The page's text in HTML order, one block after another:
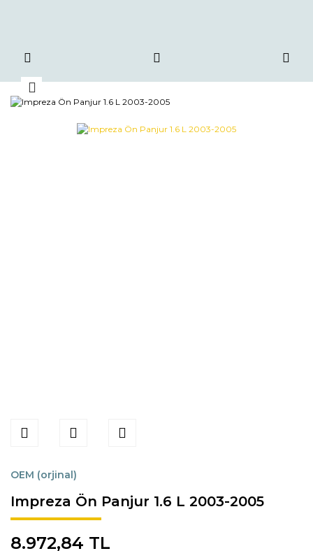
OEM (orjinal)
Impreza Ön Panjur 1.6 L 2003-2005
8.972,84 TL